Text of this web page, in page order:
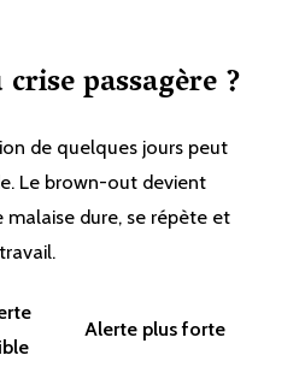
passagère ?
de quelques jours peut
Le brown-out devient
dure, se répète et
Alerte plus forte